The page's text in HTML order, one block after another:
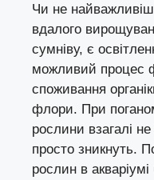
Чи не
вдалого
сумніву, є
можливий процес
споживання
флори. При
рослини взагалі
просто зникнуть.
рослин в